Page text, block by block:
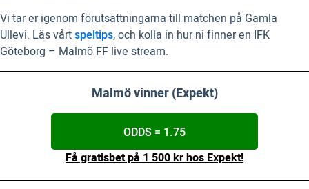
Vi tar er igenom förutsättningarna till matchen på Gamla
Ullevi. Läs vårtspeltips, och kolla in hur ni finner en IFK
Göteborg – Malmö FF live stream.
Malmö vinner (Expekt)
ODDS = 1.75
Få gratisbet på 1 500 kr hos Expekt!